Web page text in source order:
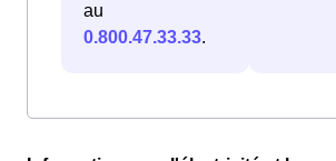
au
0.800.47.33.33.